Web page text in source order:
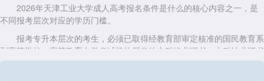
2026年天津工业大学成人高考报名条件是什么的核心内容之一，是
不同报考层次对应的学历门槛。
报考专升本层次的考生，必须已取得经教育部审定核准的国民教育系
列高等学校、高等教育自学考试机构颁发的专科毕业证书、本科结业证书
或以上证书。该证书须在学信网完成电子注册并可查询。对于2002年以